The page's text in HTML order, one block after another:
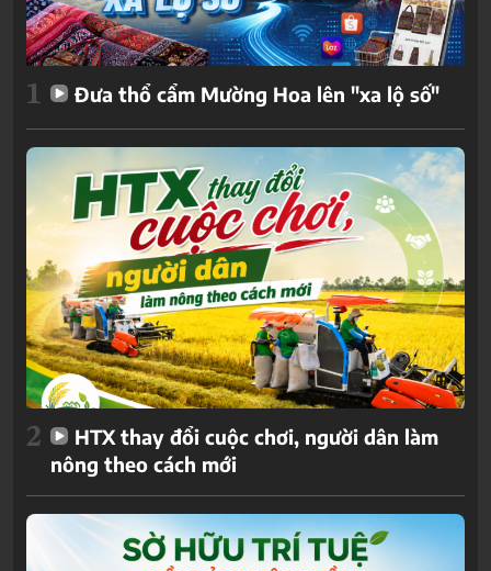
1 Đưa thổ cẩm Mường Hoa lên "xa lộ số"
2
HTX thay đổi cuộc chơi, người dân làm
nông theo cách mới